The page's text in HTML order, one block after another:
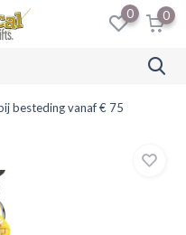
0 0
besteding vanaf € 75